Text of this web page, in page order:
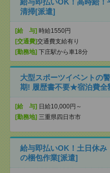
給与即払いOK！高時給！
清掃[派遣]
[給 与] 時給1550円
[交通費]交通費支給有り
[勤務地] 下庄駅から車18分
大型スポーツイベントの
期! 履歴書不要★宿泊費全
[給 与] 日給10,000円～
[勤務地] 三重県四日市市
給与即払いOK！土日休
の梱包作業[派遣]